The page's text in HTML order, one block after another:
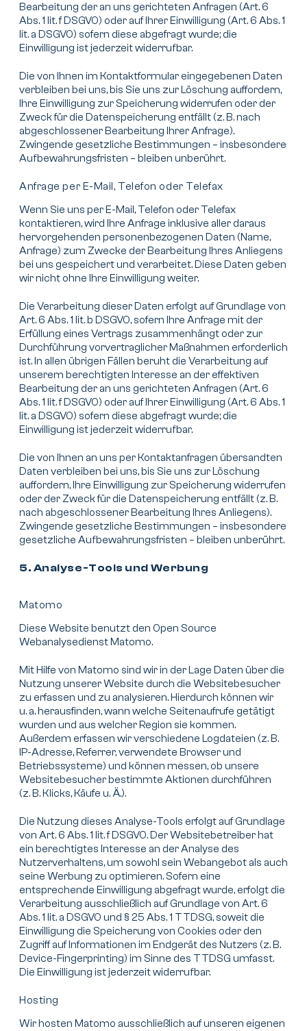
Bearbeitung der an uns gerichteten Anfragen (Art. 6
Abs. 1 lit. f DSGVO) oder auf Ihrer Einwilligung (Art. 6 Abs. 1
lit. a DSGVO) sofern diese abgefragt wurde; die
Einwilligung ist jederzeit widerrufbar.
Die von Ihnen im Kontaktformular eingegebenen Daten
verbleiben bei uns, bis Sie uns zur Löschung auffordern,
Ihre Einwilligung zur Speicherung widerrufen oder der
Zweck für die Datenspeicherung entfällt (z. B. nach
abgeschlossener Bearbeitung Ihrer Anfrage).
Zwingende gesetzliche Bestimmungen – insbesondere
Aufbewahrungsfristen – bleiben unberührt.
Anfrage per E-Mail, Telefon oder Telefax
Wenn Sie uns per E-Mail, Telefon oder Telefax
kontaktieren, wird Ihre Anfrage inklusive aller daraus
hervorgehenden personenbezogenen Daten (Name,
Anfrage) zum Zwecke der Bearbeitung Ihres Anliegens
bei uns gespeichert und verarbeitet. Diese Daten geben
wir nicht ohne Ihre Einwilligung weiter.
Die Verarbeitung dieser Daten erfolgt auf Grundlage von
Art. 6 Abs. 1 lit. b DSGVO, sofern Ihre Anfrage mit der
Erfüllung eines Vertrags zusammenhängt oder zur
Durchführung vorvertraglicher Maßnahmen erforderlich
ist. In allen übrigen Fällen beruht die Verarbeitung auf
unserem berechtigten Interesse an der effektiven
Bearbeitung der an uns gerichteten Anfragen (Art. 6
Abs. 1 lit. f DSGVO) oder auf Ihrer Einwilligung (Art. 6 Abs. 1
lit. a DSGVO) sofern diese abgefragt wurde; die
Einwilligung ist jederzeit widerrufbar.
Die von Ihnen an uns per Kontaktanfragen übersandten
Daten verbleiben bei uns, bis Sie uns zur Löschung
auffordern, Ihre Einwilligung zur Speicherung widerrufen
oder der Zweck für die Datenspeicherung entfällt (z. B.
nach abgeschlossener Bearbeitung Ihres Anliegens).
Zwingende gesetzliche Bestimmungen – insbesondere
gesetzliche Aufbewahrungsfristen – bleiben unberührt.
5. Analyse-Tools und Werbung
Matomo
Diese Website benutzt den Open Source
Webanalysedienst Matomo.
Mit Hilfe von Matomo sind wir in der Lage Daten über die
Nutzung unserer Website durch die Websitebesucher
zu erfassen und zu analysieren. Hierdurch können wir
u. a. herausfinden, wann welche Seitenaufrufe getätigt
wurden und aus welcher Region sie kommen.
Außerdem erfassen wir verschiedene Logdateien (z. B.
IP-Adresse, Referrer, verwendete Browser und
Betriebssysteme) und können messen, ob unsere
Websitebesucher bestimmte Aktionen durchführen
(z. B. Klicks, Käufe u. Ä.).
Die Nutzung dieses Analyse-Tools erfolgt auf Grundlage
von Art. 6 Abs. 1 lit. f DSGVO. Der Websitebetreiber hat
ein berechtigtes Interesse an der Analyse des
Nutzerverhaltens, um sowohl sein Webangebot als auch
seine Werbung zu optimieren. Sofern eine
entsprechende Einwilligung abgefragt wurde, erfolgt die
Verarbeitung ausschließlich auf Grundlage von Art. 6
Abs. 1 lit. a DSGVO und § 25 Abs. 1 TTDSG, soweit die
Einwilligung die Speicherung von Cookies oder den
Zugriff auf Informationen im Endgerät des Nutzers (z. B.
Device-Fingerprinting) im Sinne des TTDSG umfasst.
Die Einwilligung ist jederzeit widerrufbar.
Hosting
Wir hosten Matomo ausschließlich auf unseren eigenen